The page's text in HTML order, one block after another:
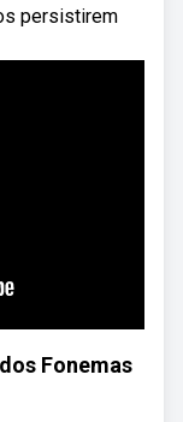
persistirem
Fonemas